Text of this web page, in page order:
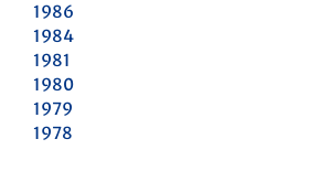
1986
1984
1981
1980
1979
1978